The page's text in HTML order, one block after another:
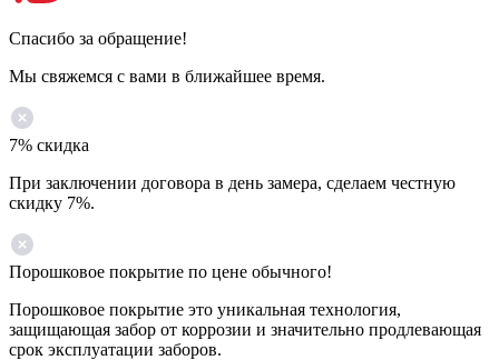
Спасибо за обращение!
Мы свяжемся с вами в ближайшее время.
7% скидка
При заключении договора в день замера, сделаем честную
скидку 7%.
Порошковое покрытие по цене обычного!
Порошковое покрытие это уникальная технология,
защищающая забор от коррозии и значительно продлевающая
срок эксплуатации заборов.